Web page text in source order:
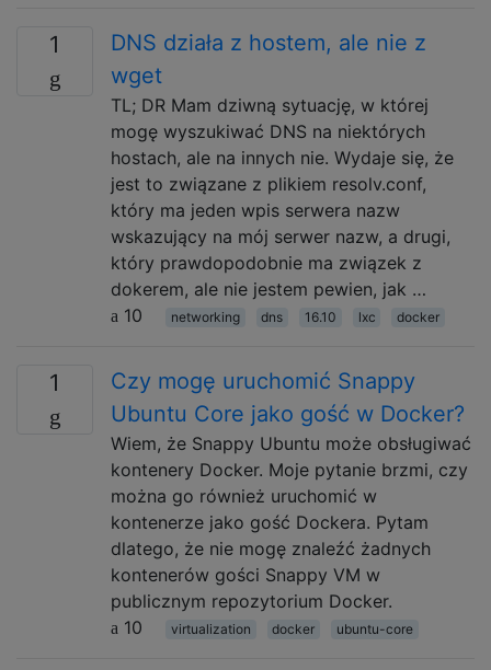
1
DNS działa z hostem, ale nie z
wget
TL; DR Mam dziwną sytuację, w której
mogę wyszukiwać DNS na niektórych
hostach, ale na innych nie. Wydaje się, że
jest to związane z plikiem resolv.conf,
który ma jeden wpis serwera nazw
wskazujący na mój serwer nazw, a drugi,
który prawdopodobnie ma związek z
dokerem, ale nie jestem pewien, jak …
10
networking dns 16.10 lxc docker
1
Czy mogę uruchomić Snappy
Ubuntu Core jako gość w Docker?
Wiem, że Snappy Ubuntu może obsługiwać
kontenery Docker. Moje pytanie brzmi, czy
można go również uruchomić w
kontenerze jako gość Dockera. Pytam
dlatego, że nie mogę znaleźć żadnych
kontenerów gości Snappy VM w
publicznym repozytorium Docker.
10
virtualization docker ubuntu-core